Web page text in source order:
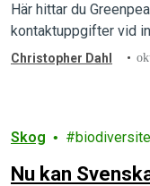
Här hittar du
kontaktuppgifter vid
Christopher Dahl
Skog
Nu kan